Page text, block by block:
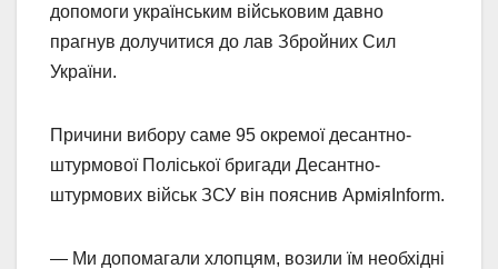
допомоги українським військовим давно
прагнув долучитися до лав Збройних Сил
України.
Причини вибору саме 95 окремої десантно-
штурмової Поліської бригади Десантно-
штурмових військ ЗСУ він пояснив АрміяInform.
— Ми допомагали хлопцям, возили їм необхідні